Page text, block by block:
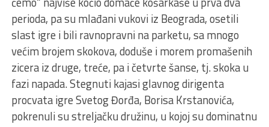
perioda, pa su mlađani vukovi iz Beograda, osetili
slast igre i bili ravnopravni na parketu, sa mnogo
većim brojem skokova, doduše i morem promašenih
zicera iz druge, treće, pa i četvrte šanse, tj. skoka u
fazi napada. Stegnuti kajasi glavnog dirigenta
procvata igre Svetog Đorđa, Borisa Krstanovića,
pokrenuli su streljačku družinu, u kojoj su dominatnu